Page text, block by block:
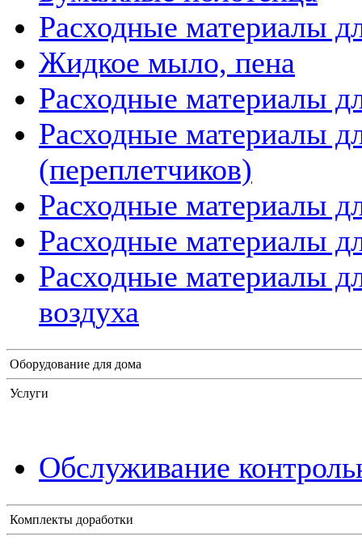
Расходные материалы
Жидкое мыло, пена
Расходные материалы
Расходные материалы
(переплетчиков)
Расходные материалы
Расходные материалы
Расходные материалы
воздуха
Оборудование для дома
Услуги
Обслуживание
Комплекты доработки